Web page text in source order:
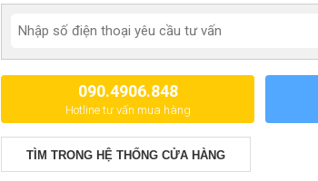
090.4906.848
Hotline tư vấn mua hàng
TÌM TRONG HỆ THỐNG CỬA HÀNG